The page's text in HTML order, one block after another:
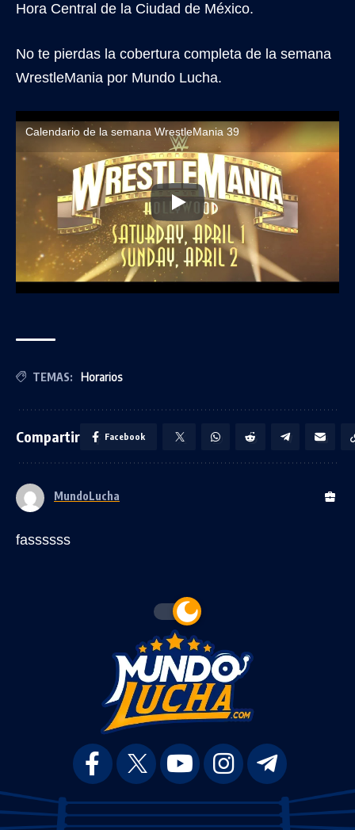
Hora Central de la Ciudad de México.
No te pierdas la cobertura completa de la semana
WrestleMania por Mundo Lucha.
Calendario de la semana WrestleMania 39
TEMAS: Horarios
Compartir Facebook
MundoLucha
fassssss